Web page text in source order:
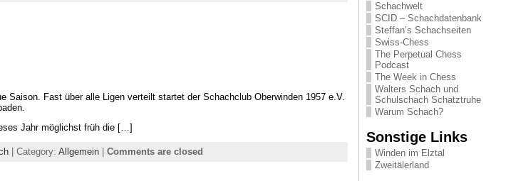
Saison. Fast über alle Ligen verteilt startet der Schachclub Oberwinden 1957 e.V.
Jahr möglichst früh die […]
| Category: Allgemein| Comments are closed
Schachwelt
SCID – Schachdatenbank
Steffan’s Schachseiten
Swiss-Chess
The Perpetual Chess
Podcast
The Week in Chess
Walters Schach und
Schulschach Schatztruhe
Warum Schach?
Sonstige Links
Winden im Elztal
Zweitälerland